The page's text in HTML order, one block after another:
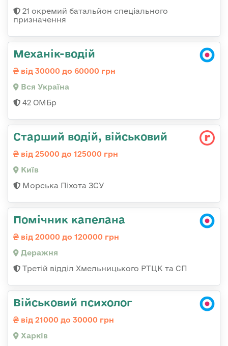
21 окремий батальйон спеціального
призначення
Механік-водій
від 30000 до 60000 грн
Вся Україна
42 ОМБр
Старший водій, військовий
від 25000 до 125000 грн
Київ
Морська Піхота ЗСУ
Помічник капелана
від 20000 до 120000 грн
Деражня
Третій відділ Хмельницького РТЦК та СП
Військовий психолог
від 21000 до 30000 грн
Харків